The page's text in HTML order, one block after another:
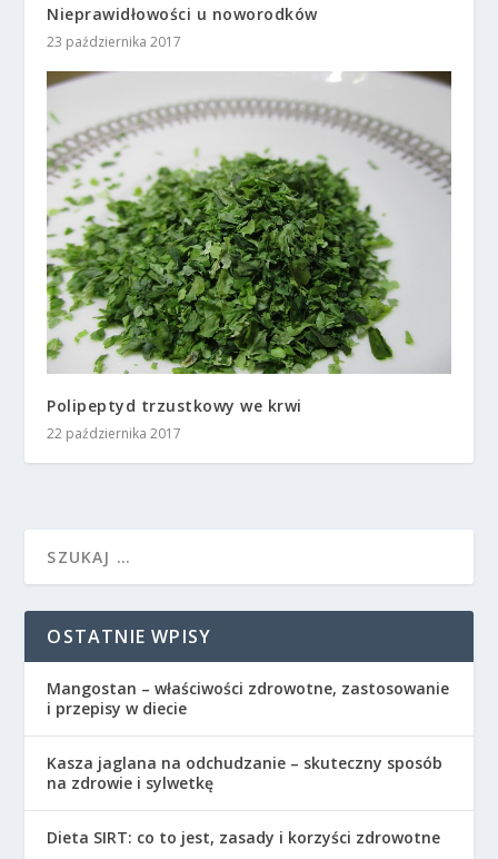
Nieprawidłowości u noworodków
23 października 2017
Polipeptyd trzustkowy we krwi
22 października 2017
OSTATNIE WPISY
Mangostan – właściwości zdrowotne, zastosowanie
i przepisy w diecie
Kasza jaglana na odchudzanie – skuteczny sposób
na zdrowie i sylwetkę
Dieta SIRT: co to jest, zasady i korzyści zdrowotne